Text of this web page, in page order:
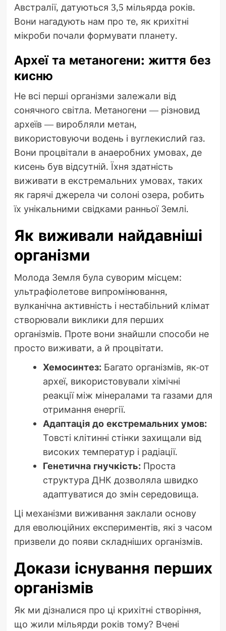
Австралії, датуються 3,5 мільярда років.
Вони нагадують нам про те, як крихітні
мікроби почали формувати планету.
Археї та метаногени: життя без
кисню
Не всі перші організми залежали від
сонячного світла. Метаногени — різновид
археїв — виробляли метан,
використовуючи водень і вуглекислий газ.
Вони процвітали в анаеробних умовах, де
кисень був відсутній. Їхня здатність
виживати в екстремальних умовах, таких
як гарячі джерела чи солоні озера, робить
їх унікальними свідками ранньої Землі.
Як виживали найдавніші
організми
Молода Земля була суворим місцем:
ультрафіолетове випромінювання,
вулканічна активність і нестабільний клімат
створювали виклики для перших
організмів. Проте вони знайшли способи не
просто виживати, а й процвітати.
Хемосинтез:Багато організмів, як-от
археї, використовували хімічні
реакції між мінералами та газами для
отримання енергії.
Адаптація до екстремальних умов:
Товсті клітинні стінки захищали від
високих температур і радіації.
Генетична гнучкість:Проста
структура ДНК дозволяла швидко
адаптуватися до змін середовища.
Ці механізми виживання заклали основу
для еволюційних експериментів, які з часом
призвели до появи складніших організмів.
Докази існування перших
організмів
Як ми дізналися про ці крихітні створіння,
що жили мільярди років тому? Вчені